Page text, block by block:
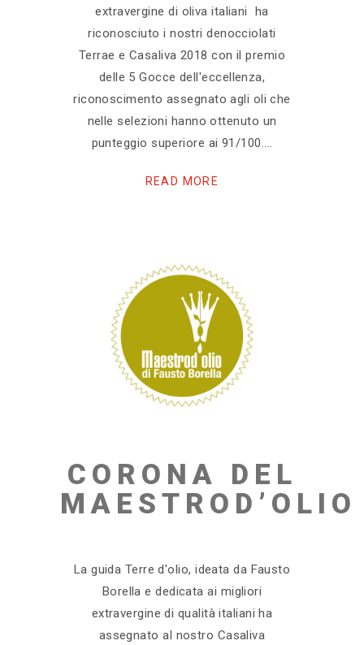
extravergine di oliva italiani ha
riconosciuto i nostri denocciolati
Terrae e Casaliva 2018 con il premio
delle 5 Gocce dell'eccellenza,
riconoscimento assegnato agli oli che
nelle selezioni hanno ottenuto un
punteggio superiore ai 91/100.
READ MORE
CORONA DEL
MAESTROD’OLIO
La guida Terre d'olio, ideata da Fausto
Borella e dedicata ai migliori
extravergine di qualità italiani ha
assegnato al nostro Casaliva